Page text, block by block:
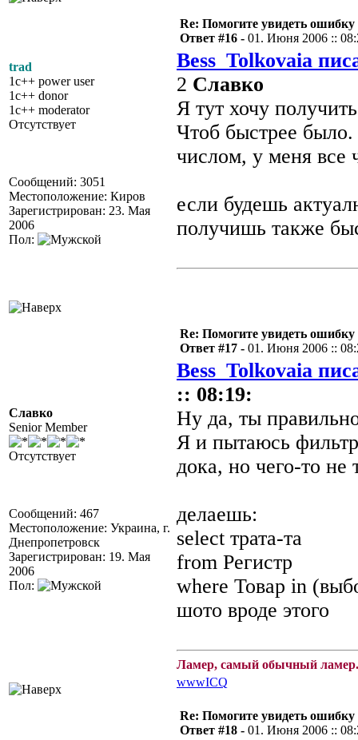
trad
1c++ power user
1c++ donor
1c++ moderator
Отсутствует
Сообщений: 3051
Местоположение: Киров
Зарегистрирован: 23. Мая
2006
Пол:
Re: Помогите увидеть ошибку
Ответ #16 - 01. Июня 2006 ::
Bess_Tolkovaia
2 Славко
Я тут хочу
Чтоб быстрее было.
числом, у меня все
если будешь
получишь также
Славко
Senior Member
Отсутствует
Сообщений: 467
Местоположение: Украина, г.
Днепропетровск
Зарегистрирован: 19. Мая
2006
Пол:
Re: Помогите увидеть ошибку
Ответ #17 - 01. Июня 2006 ::
Bess_Tolkovaia
:: 08:19:
Ну да, ты
Я и пытаюсь
дока, но чего-то не
делаешь:
select трата-та
from Регистр
where Товар in
шото вроде этого
Ламер, самый обычный
wwwICQ
Re: Помогите увидеть ошибку
Ответ #18 - 01. Июня 2006 ::